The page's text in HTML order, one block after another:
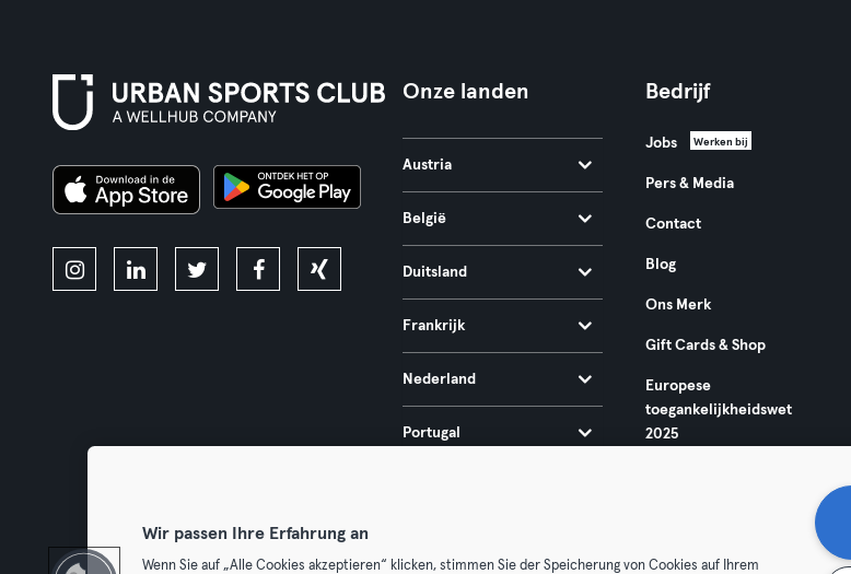
Onze landen
Austria
België
Duitsland
Frankrijk
Nederland
Portugal
Bedrijf
Jobs Werken bij
Pers & Media
Contact
Blog
Ons Merk
Gift Cards & Shop
Europese
toegankelijkheidswet
2025
Wir passen Ihre Erfahrung an
Wenn Sie auf „Alle Cookies akzeptieren“ klicken, stimmen Sie der Speicherung von Cookies auf Ihrem